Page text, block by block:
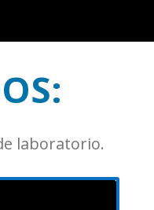
laboratorio.